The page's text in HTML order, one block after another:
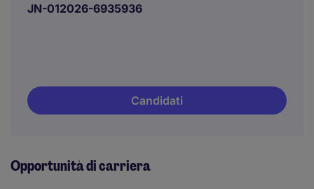
JN-012026-6935936
Candidati
Opportunità di carriera